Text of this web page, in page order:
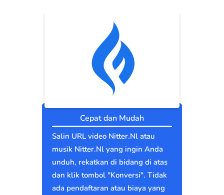
Cepat dan Mudah
Salin URL video Nitter.Nl atau
musik Nitter.Nl yang ingin Anda
unduh, rekatkan di bidang di atas
dan klik tombol "Konversi". Tidak
ada pendaftaran atau biaya yang